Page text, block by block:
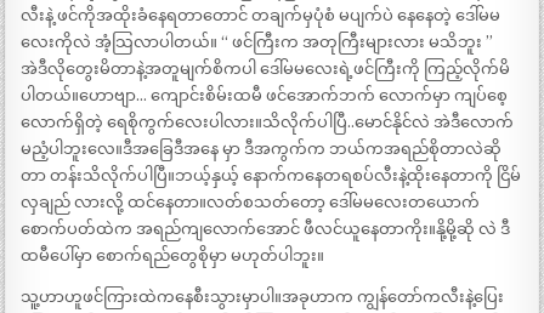
လီးနဲ့ ဖင်ကိုအထိုးခံနေရတာတောင် တချက်မှပုံစံ မပျက်ပဲ နေနေတဲ့ ဒေါ်မမ
လေးကိုလဲ အံ့သြလာပါတယ်။ “ ဖင်ကြီးက အတုကြီးများလား မသိဘူး ”
အဲဒီလိုတွေးမိတာနဲ့အတူမျက်စိကပါ ဒေါ်မမလေးရဲ့ဖင်ကြီးကို ကြည့်လိုက်မိ
ပါတယ်။ဟောဗျာ… ကျောင်းစိမ်းထမီ ဖင်အောက်ဘက် လောက်မှာ ကျပ်စေ့
လောက်ရှိတဲ့ ရေစိုကွက်လေးပါလား။သိလိုက်ပါပြီ..မောင်နိုင်လဲ အဲဒီလောက်
မညံ့ပါဘူးလေ။ဒီအခြေဒီအနေ မှာ ဒီအကွက်က ဘယ်ကအရည်စိုတာလဲဆို
တာ တန်းသိလိုက်ပါပြီ။ဘယ့်နှယ့် နောက်ကနေတရစပ်လီးနဲ့ထိုးနေတာကို ငြိမ်
လှချည် လားလို့ ထင်နေတာ။လတ်စသတ်တော့ ဒေါ်မမလေးတယောက်
စောက်ပတ်ထဲက အရည်ကျလောက်အောင် ဖီလင်ယူနေတာကိုး။နို့မို့ဆို လဲ ဒီ
ထမီပေါ်မှာ စောက်ရည်တွေစိုမှာ မဟုတ်ပါဘူး။
သူ့ဟာဟူဖင်ကြားထဲကနေစီးသွားမှာပါ။အခုဟာက ကျွန်တော်ကလီးနဲ့ပြေး